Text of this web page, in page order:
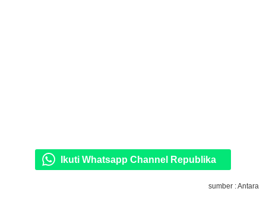
Ikuti Whatsapp Channel Republika
sumber : Antara